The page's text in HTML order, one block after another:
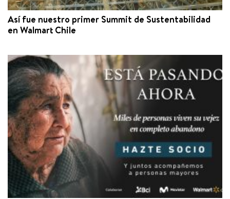
Así fue nuestro primer Summit de Sustentabilidad
en Walmart Chile